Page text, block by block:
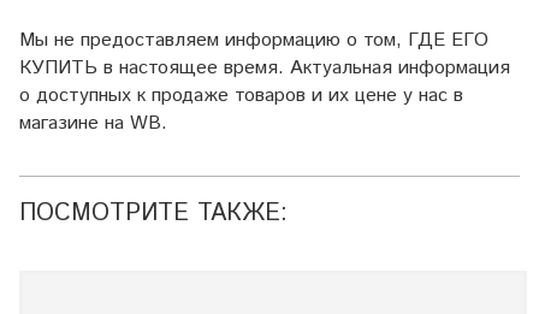
Мы не предоставляем информацию о том, ГДЕ ЕГО
КУПИТЬ в настоящее время. Актуальная информация
о доступных к продаже товаров и их цене у нас в
магазине на WB.
ПОСМОТРИТЕ ТАКЖЕ: